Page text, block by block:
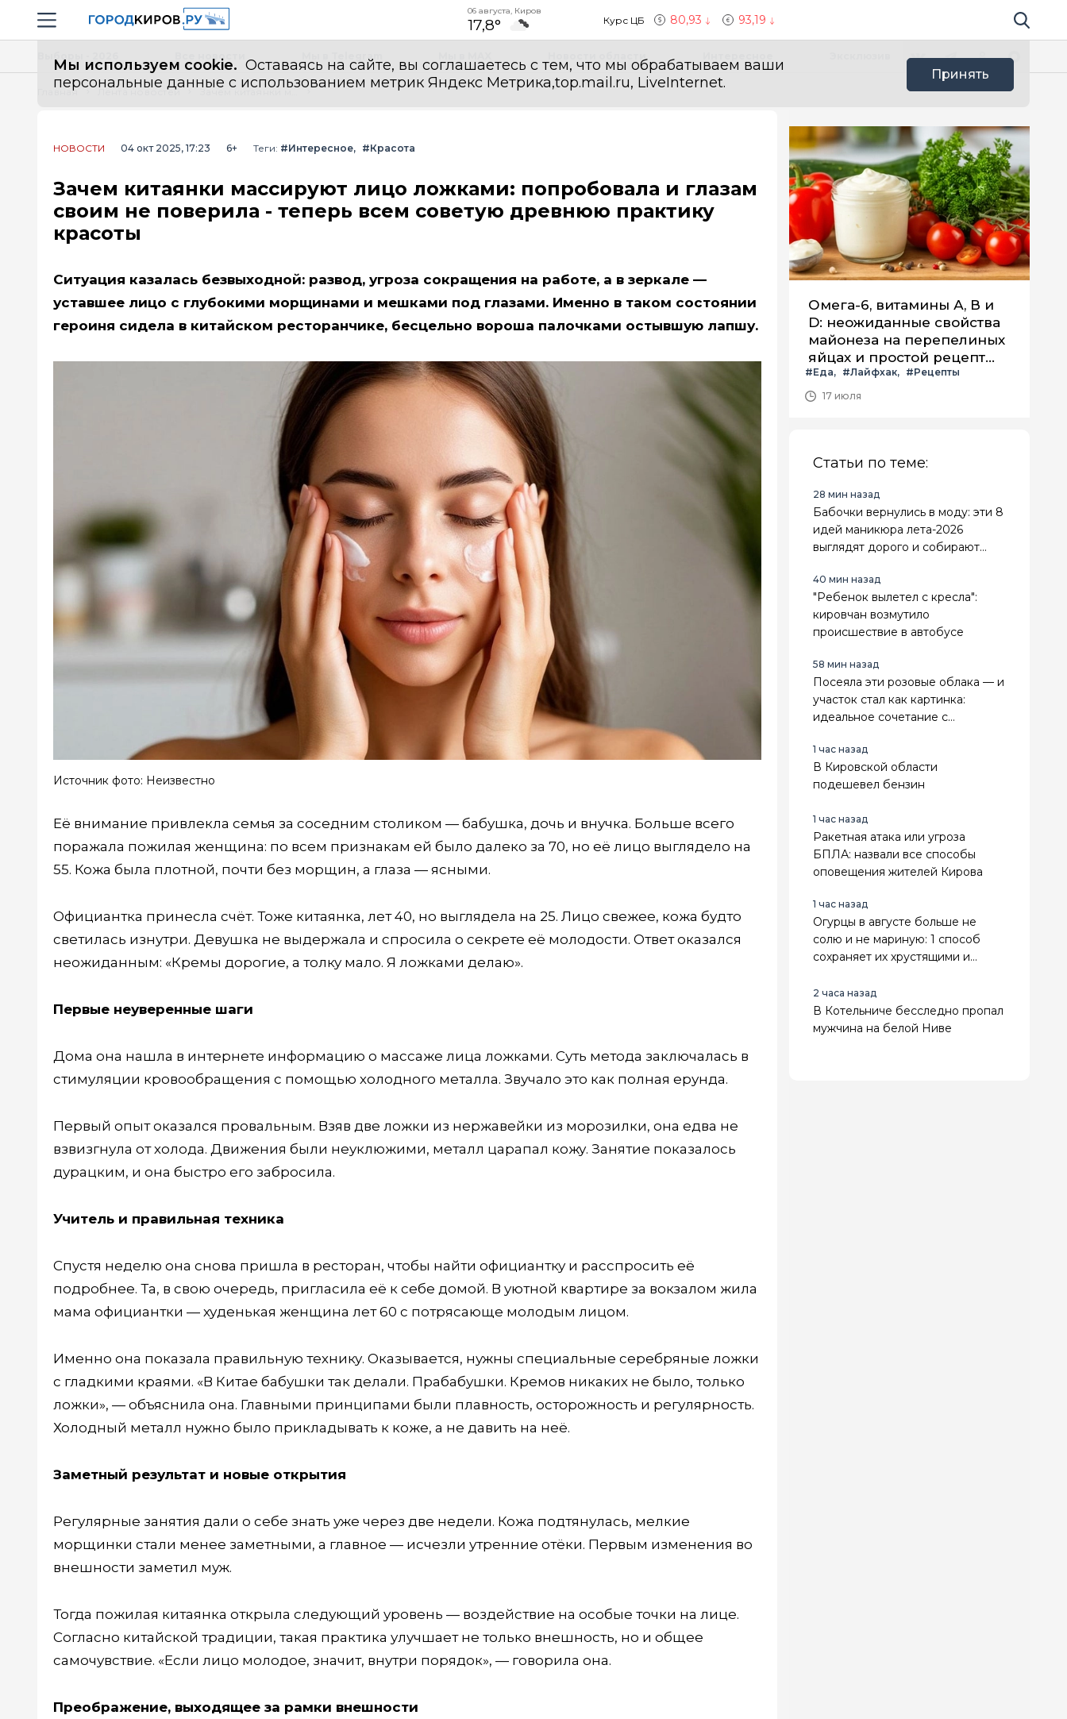
Навигация сайта
06 августа, Киров
17,8° Курс ЦБ 80,93 93,19 Поиск по
Мы используем cookie. Оставаясь на сайте, вы соглашаетесь с тем, что мы обрабатываем ваши
персональные данные с использованием метрик Яндекс Метрика,top.mail.ru, LiveInternet.
Принять
Все новости
Главная Лента новостей
НОВОСТИ 04 окт 2025, 17:23 6+ Теги: #Интересное #Красота
Зачем китаянки массируют лицо ложками: попробовала и глазам
своим не поверила - теперь всем советую древнюю практику
красоты
Ситуация казалась безвыходной: развод, угроза сокращения на работе, а в зеркале —
уставшее лицо с глубокими морщинами и мешками под глазами. Именно в таком состоянии
героиня сидела в китайском ресторанчике, бесцельно вороша палочками остывшую лапшу.
Источник фото: Неизвестно
Её внимание привлекла семья за соседним столиком — бабушка, дочь и внучка. Больше всего
поражала пожилая женщина: по всем признакам ей было далеко за 70, но её лицо выглядело на
55. Кожа была плотной, почти без морщин, а глаза — ясными.
Официантка принесла счёт. Тоже китаянка, лет 40, но выглядела на 25. Лицо свежее, кожа будто
светилась изнутри. Девушка не выдержала и спросила о секрете её молодости. Ответ оказался
неожиданным: «Кремы дорогие, а толку мало. Я ложками делаю».
Первые неуверенные шаги
Дома она нашла в интернете информацию о массаже лица ложками. Суть метода заключалась в
стимуляции кровообращения с помощью холодного металла. Звучало это как полная ерунда.
Первый опыт оказался провальным. Взяв две ложки из нержавейки из морозилки, она едва не
взвизгнула от холода. Движения были неуклюжими, металл царапал кожу. Занятие показалось
дурацким, и она быстро его забросила.
Учитель и правильная техника
Спустя неделю она снова пришла в ресторан, чтобы найти официантку и расспросить её
подробнее. Та, в свою очередь, пригласила её к себе домой. В уютной квартире за вокзалом жила
мама официантки — худенькая женщина лет 60 с потрясающе молодым лицом.
Именно она показала правильную технику. Оказывается, нужны специальные серебряные ложки
с гладкими краями. «В Китае бабушки так делали. Прабабушки. Кремов никаких не было, только
ложки», — объяснила она. Главными принципами были плавность, осторожность и регулярность.
Холодный металл нужно было прикладывать к коже, а не давить на неё.
Заметный результат и новые открытия
Регулярные занятия дали о себе знать уже через две недели. Кожа подтянулась, мелкие
морщинки стали менее заметными, а главное — исчезли утренние отёки. Первым изменения во
внешности заметил муж.
Тогда пожилая китаянка открыла следующий уровень — воздействие на особые точки на лице.
Согласно китайской традиции, такая практика улучшает не только внешность, но и общее
самочувствие. «Если лицо молодое, значит, внутри порядок», — говорила она.
Преображение, выходящее за рамки внешности
Омега-6, витамины А, В и
D: неожиданные свойства
майонеза на перепелиных
яйцах и простой рецепт
летнего салата с ним
#Еда #Лайфхак
#Рецепты
17 июля
Статьи по теме:
28 мин назад
Бабочки вернулись в моду: эти 8
идей маникюра лета-2026
выглядят дорого и собирают
40 мин назад
"Ребенок вылетел с кресла":
кировчан возмутило
происшествие в автобусе
58 мин назад
Посеяла эти розовые облака — и
участок стал как картинка:
идеальное сочетание с
1 час назад
В Кировской области
подешевел бензин
1 час назад
Ракетная атака или угроза
БПЛА: назвали все способы
оповещения жителей Кирова
1 час назад
Огурцы в августе больше не
солю и не мариную: 1 способ
сохраняет их хрустящими и
2 часа назад
В Котельниче бесследно пропал
мужчина на белой Ниве